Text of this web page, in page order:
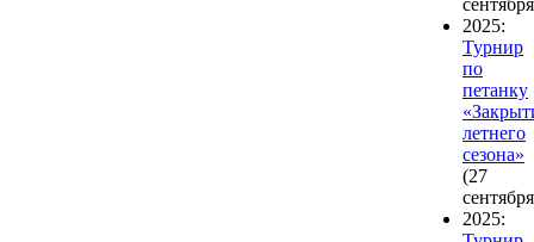
2025:
Турнир
по
петанку
летнего
сезона»
(27
2025: